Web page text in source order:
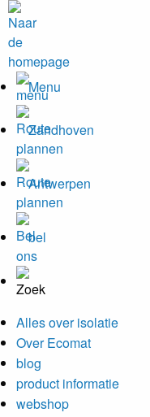
Menu
Zandhoven
Antwerpen
bel
Alles over isolatie
Over Ecomat
blog
product informatie
webshop